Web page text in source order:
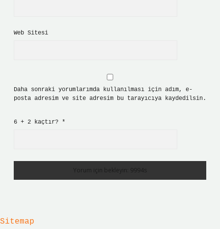
Web Sitesi
Daha sonraki yorumlarımda kullanılması için adım, e-
posta adresim ve site adresim bu tarayıcıya kaydedilsin.
6 + 2 kaçtır? *
Sitemap